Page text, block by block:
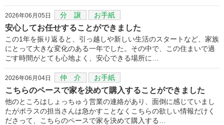
2026年06月05日 分 譲 お手紙
安心してお任せすることができました
この1年を振り返ると、引っ越しや新しい生活のスタートなど、家族
にとって大きな変化のある一年でした。その中で、この住まいで過
ごす時間がとても心地よく、安心できる場所に…
2026年06月04日 仲 介 お手紙
こちらのペースで家を決めて購入することができました
他のところはしょっちゅう営業の連絡があり、面倒に感じていまし
たがポラスの担当さんは急かすことなくこちらの欲しい情報だけく
ださって、こちらのペースで家を決めて購入する…